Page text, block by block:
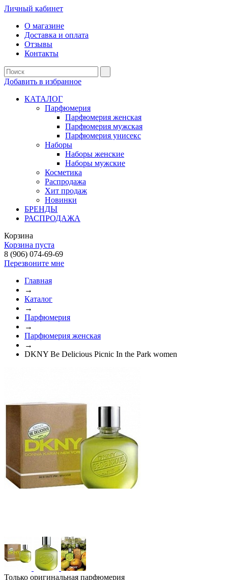
Личный кабинет
О магазине
Доставка и оплата
Отзывы
Контакты
Добавить в избранное
КАТАЛОГ
Парфюмерия
Парфюмерия женская
Парфюмерия мужская
Парфюмерия унисекс
Наборы
Наборы женские
Наборы мужские
Косметика
Распродажа
Хит продаж
Новинки
БРЕНДЫ
РАСПРОДАЖА
Корзина
Корзина пуста
8 (906) 074-69-69
Перезвоните мне
Главная
→
Каталог
→
Парфюмерия
→
Парфюмерия женская
→
DKNY Be Delicious Picnic In the Park women
Только оригинальная парфюмерия